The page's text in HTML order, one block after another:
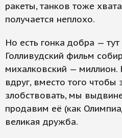
ракеты, танков тоже
получается неплохо.
Но есть гонка добра —
Голливудский фильм
михалковский — миллион.
вдруг, вместо того чтобы
злобствовать, мы
продавим её (как
великая дружба.